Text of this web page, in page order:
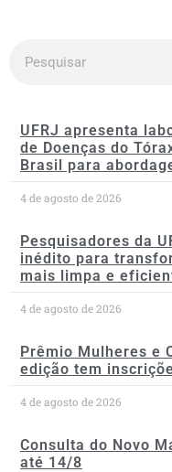
UFRJ apresenta
de Doenças do
Brasil para
4 de agosto de 2026
Pesquisadores da
inédito para
mais limpa e
4 de agosto de 2026
Prêmio Mulheres e
edição tem
4 de agosto de 2026
Consulta do Novo
até 14/8